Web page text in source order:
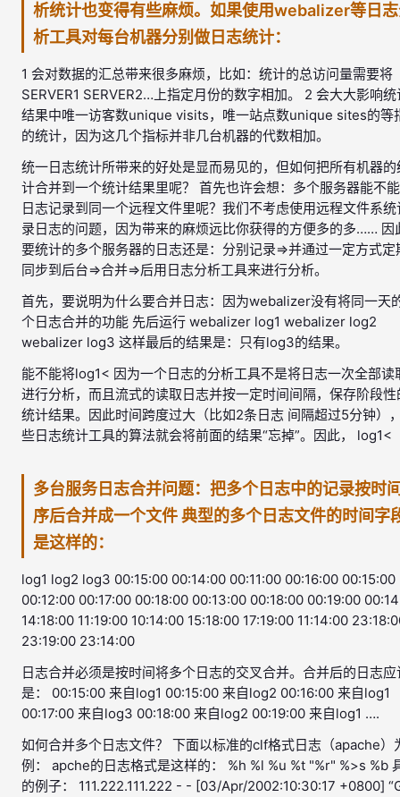
析统计也变得有些麻烦。如果使用webalizer等日
析工具对每台机器分别做日志统计：
1 会对数据的汇总带来很多麻烦，比如：统计的总访问量需要将
SERVER1 SERVER2…上指定月份的数字相加。 2 会大大影响统
结果中唯一访客数unique visits，唯一站点数unique sites的等
的统计，因为这几个指标并非几台机器的代数相加。
统一日志统计所带来的好处是显而易见的，但如何把所有机器的
计合并到一个统计结果里呢？ 首先也许会想：多个服务器能不
日志记录到同一个远程文件里呢？我们不考虑使用远程文件系统
录日志的问题，因为带来的麻烦远比你获得的方便多的多…… 因
要统计的多个服务器的日志还是：分别记录=>并通过一定方式定
同步到后台=>合并=>后用日志分析工具来进行分析。
首先，要说明为什么要合并日志：因为webalizer没有将同一天
个日志合并的功能 先后运行 webalizer log1 webalizer log2
webalizer log3 这样最后的结果是：只有log3的结果。
能不能将log1< 因为一个日志的分析工具不是将日志一次全部读
进行分析，而且流式的读取日志并按一定时间间隔，保存阶段性
统计结果。因此时间跨度过大（比如2条日志 间隔超过5分钟）
些日志统计工具的算法就会将前面的结果“忘掉”。因此， log1<
多台服务日志合并问题：把多个日志中的记录按时
序后合并成一个文件 典型的多个日志文件的时间字
是这样的：
log1 log2 log3 00:15:00 00:14:00 00:11:00 00:16:00 00:15:00
00:12:00 00:17:00 00:18:00 00:13:00 00:18:00 00:19:00
14:18:00 11:19:00 10:14:00 15:18:00 17:19:00 11:14:00
23:19:00 23:14:00
日志合并必须是按时间将多个日志的交叉合并。合并后的日志应
是： 00:15:00 来自log1 00:15:00 来自log2 00:16:00 来自log1
00:17:00 来自log3 00:18:00 来自log2 00:19:00 来自log1 ….
如何合并多个日志文件？ 下面以标准的clf格式日志（apache）
例： apche的日志格式是这样的： %h %l %u %t "%r" %>s %b
的例子： 111.222.111.222 - - [03/Apr/2002:10:30:17 +0800]